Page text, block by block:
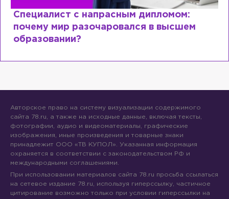
Специалист с напрасным дипломом:
почему мир разочаровался в высшем
образовании?
Авторское право на систему визуализации содержимого
сайта 78.ru, а также на исходные данные, включая тексты,
фотографии, аудио и видеоматериалы, графические
изображения, иные произведения и товарные знаки
принадлежит ООО «ТВ КУПОЛ». Указанная информация
охраняется в соответствии с законодательством РФ и
международными соглашениями.
При использовании материалов сайта 78.ru просьба ссылаться
на сетевое издание 78.ru, используя гиперссылку, частичное
цитирование возможно только при условии гиперссылки на